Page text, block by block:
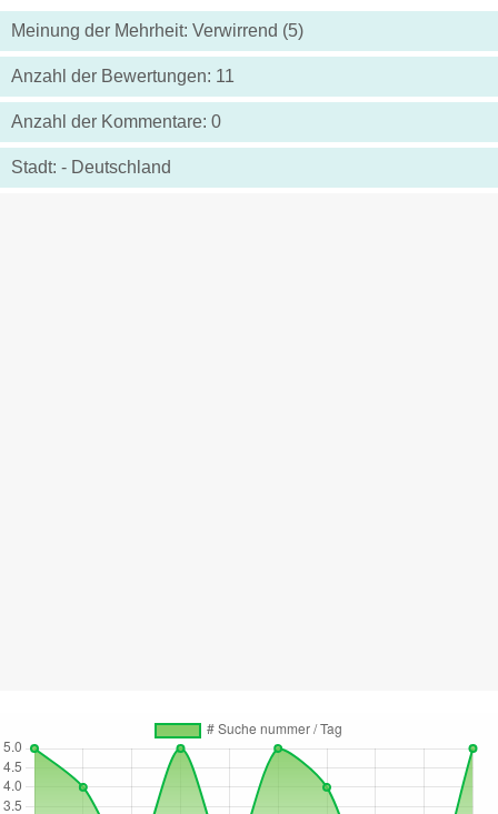
Meinung der Mehrheit: Verwirrend (5)
Anzahl der Bewertungen: 11
Anzahl der Kommentare: 0
Stadt: - Deutschland